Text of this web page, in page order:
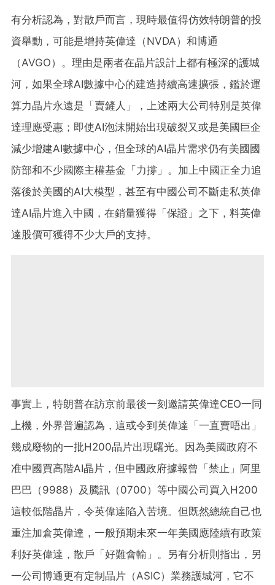
有分析認為，對散戶而言，現時最值得仿效特朗普的投
資舉動，可能是增持英偉達（NVDA）和博通
（AVGO）。理由是兩者在晶片設計上都有極深的護城
河，如果全球AI數據中心的建造持續高速擴張，鑑於運
算力晶片永遠是「賣鏟人」，上述兩大公司特別是英偉
達理應受惠；即使AI泡沫開始出現破裂又或是美國巨企
減少增建AI數據中心，但全球的AI晶片需求仍有美國國
防部和不少國際主權基金「力撐」。加上中國正全力追
落後於美國的AI大模型，甚至有中國公司不斷走私英偉
達AI晶片進入中國，在銷量獲得「保證」之下，料英偉
達股價可獲得不少大戶的支持。
事實上，特朗普在訪京前最後一刻邀請英偉達CEO一同
上機，外界普遍認為，這或令到英偉達「一直賣唔出」
幾成廢物的一批H200晶片出現曙光。因為美國政府不
准中國買高階AI晶片，但中國政府據報曾「禁止」阿里
巴巴（9988）及騰訊（0700）等中國公司買入H200
這較低階晶片，令英偉達陷入苦境。但既然總統自己也
重注加倉英偉達，一般預期未來一年美國應陸續有政策
利好英偉達，散戶「好難會輸」。另有分析則指出，另
一公司博通更有定制晶片（ASIC）業務護城河，它不